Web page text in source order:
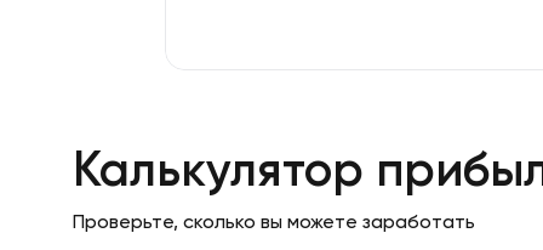
Калькулятор
Проверьте, сколько вы можете заработать